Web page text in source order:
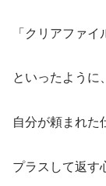
「クリアファイ
といったように、
自分が頼まれた
プラスして返す